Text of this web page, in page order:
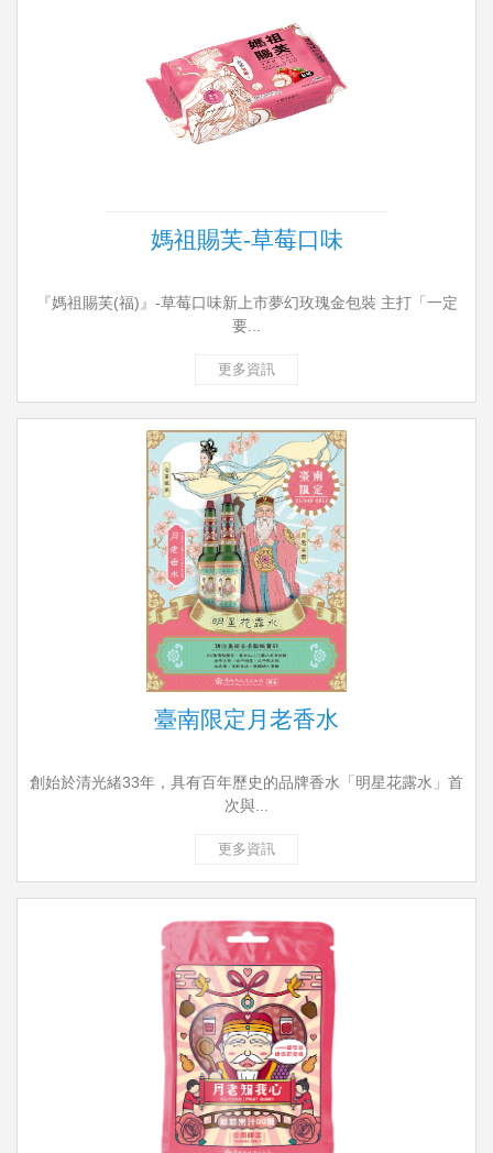
媽祖賜芙-草莓口味
『媽祖賜芙(福)』-草莓口味新上市夢幻玫瑰金包裝 主打「一定
要...
更多資訊
臺南限定月老香水
創始於清光緒33年，具有百年歷史的品牌香水「明星花露水」首
次與...
更多資訊